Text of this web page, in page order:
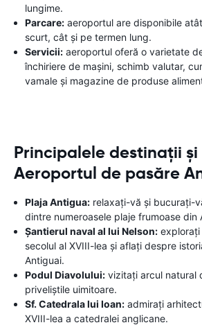
lungime.
Parcare: aeroportul are disponibile
scurt, cât și pe termen lung.
Servicii: aeroportul oferă o varietate
închiriere de mașini, schimb valutar,
vamale și magazine de produse
Principalele destinații
Aeroportul de pasăre
Plaja Antigua: relaxați-vă și bucurați-
dintre numeroasele plaje frumoase din
Șantierul naval al lui Nelson: explorați
secolul al XVIII-lea și aflați despre
Antiguai.
Podul Diavolului: vizitați arcul natural
priveliștile uimitoare.
Sf. Catedrala lui Ioan: admirați
XVIII-lea a catedralei anglicane.